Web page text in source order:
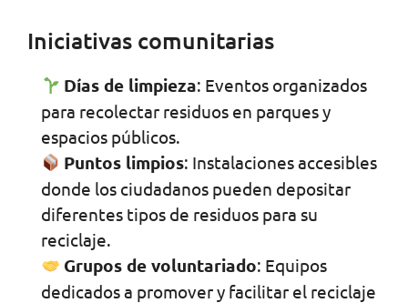
Iniciativas comunitarias
Días de limpieza: Eventos organizados
para recolectar residuos en parques y
espacios públicos.
Puntos limpios: Instalaciones accesibles
donde los ciudadanos pueden depositar
diferentes tipos de residuos para su
reciclaje.
Grupos de voluntariado: Equipos
dedicados a promover y facilitar el reciclaje